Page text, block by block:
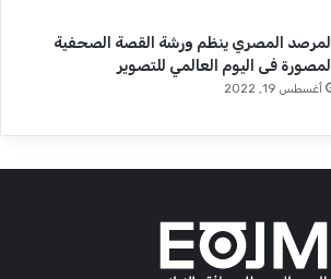
المرصد المصري ينظم ورشة القصة الصحفية
المصورة فى اليوم العالمي للتصوير
أغسطس 19, 2022